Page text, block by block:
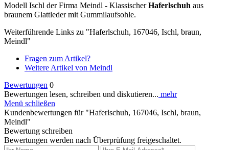
Modell Ischl der Firma Meindl - KlassischerHaferlschuh aus
braunem Glattleder mit Gummilaufsohle.
Weiterführende Links zu "Haferlschuh, 167046, Ischl, braun,
Meindl"
Fragen zum Artikel?
Weitere Artikel von Meindl
Bewertungen 0
Bewertungen lesen, schreiben und diskutieren... mehr
Menü schließen
Kundenbewertungen für "Haferlschuh, 167046, Ischl, braun,
Meindl"
Bewertung schreiben
Bewertungen werden nach Überprüfung freigeschaltet.